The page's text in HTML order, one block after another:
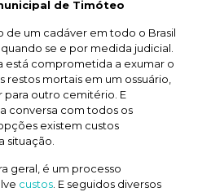
de Timóteo
de um cadáver em todo o Brasil
se e por medida judicial.
está comprometida a exumar o
restos mortais em um ossuário,
para outro cemitério. E
conversa com todos os
existem custos
situação.
geral, é um processo
custos. E seguidos diversos